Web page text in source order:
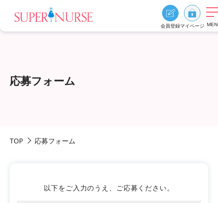
会員登録マイページ
おすすめ特集
お役立ち情報
応募フォーム
TOP 応募フォーム
以下をご入力のうえ、ご応募ください。